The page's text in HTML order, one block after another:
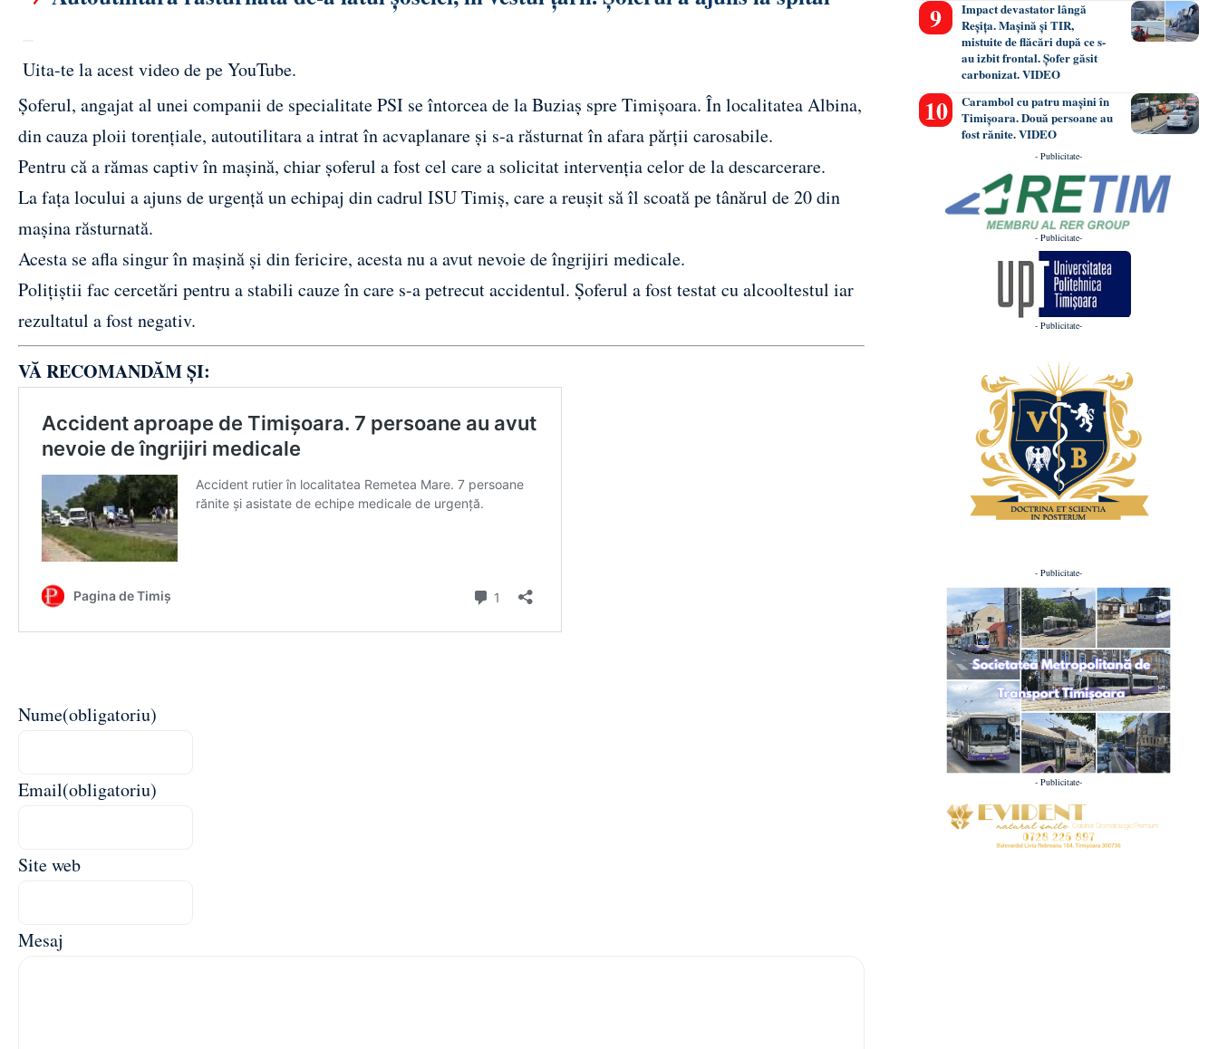
Uita-te la acest video de pe YouTube.
Șoferul, angajat al unei companii de specialitate PSI se întorcea de la Buziaș spre Timișoara. În localitatea Albina,
din cauza ploii torențiale, autoutilitara a intrat în acvaplanare și s-a răsturnat în afara părții carosabile.
Pentru că a rămas captiv în mașină, chiar șoferul a fost cel care a solicitat intervenția celor de la descarcerare.
La fața locului a ajuns de urgență un echipaj din cadrul ISU Timiș, care a reușit să îl scoată pe tânărul de 20 din
mașina răsturnată.
Acesta se afla singur în mașină și din fericire, acesta nu a avut nevoie de îngrijiri medicale.
Polițiștii fac cercetări pentru a stabili cauze în care s-a petrecut accidentul. Șoferul a fost testat cu alcooltestul iar
rezultatul a fost negativ.
VĂ RECOMANDĂM ȘI:
Nume(obligatoriu)
Email(obligatoriu)
Site web
Mesaj
Impact devastator lângă
Reșița. Mașină și TIR,
mistuite de flăcări după ce s-
au izbit frontal. Șofer găsit
carbonizat. VIDEO
Carambol cu patru mașini în
Timișoara. Două persoane au
fost rănite. VIDEO
- Publicitate-
- Publicitate-
- Publicitate-
- Publicitate-
- Publicitate-